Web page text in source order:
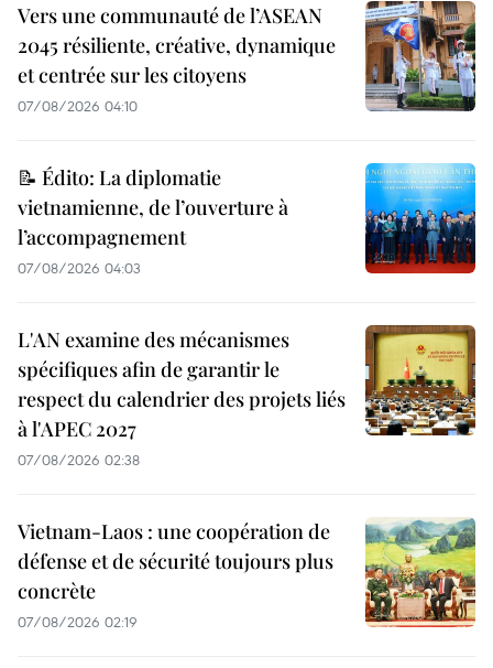
Vers une communauté de l’ASEAN
2045 résiliente, créative, dynamique
et centrée sur les citoyens
07/08/2026 04:10
📝 Édito: La diplomatie
vietnamienne, de l’ouverture à
l’accompagnement
07/08/2026 04:03
L'AN examine des mécanismes
spécifiques afin de garantir le
respect du calendrier des projets liés
à l'APEC 2027
07/08/2026 02:38
Vietnam-Laos : une coopération de
défense et de sécurité toujours plus
concrète
07/08/2026 02:19